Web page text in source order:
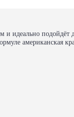
и идеально подойдёт
американская